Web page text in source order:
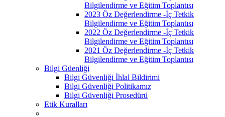
Bilgilendirme ve Eğitim Toplantısı
2023 Öz Değerlendirme -İç Tetkik
Bilgilendirme ve Eğitim Toplantısı
2022 Öz Değerlendirme -İç Tetkik
Bilgilendirme ve Eğitim Toplantısı
2021 Öz Değerlendirme -İç Tetkik
Bilgilendirme ve Eğitim Toplantısı
Bilgi Güenliği
Bilgi Güvenliği İhlal Bildirimi
Bilgi Güvenliği Politikamız
Bilgi Güvenliği Prosedürü
Etik Kuralları